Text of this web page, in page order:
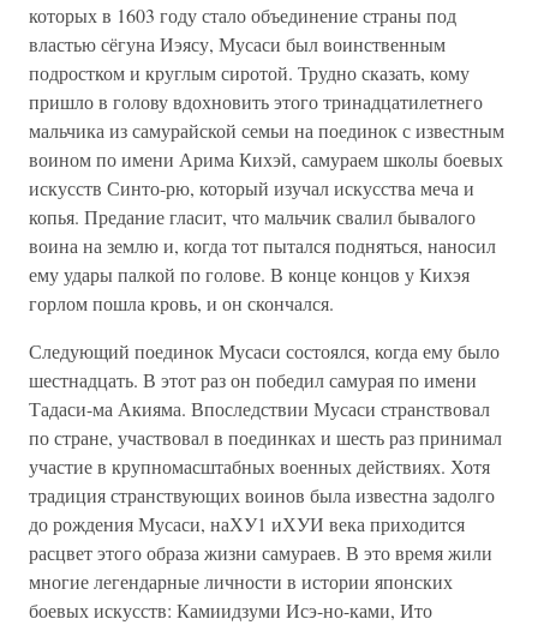
которых в 1603 году стало объединение страны под
властью сёгуна Иэясу, Мусаси был воинственным
подростком и круглым сиротой. Трудно сказать, кому
пришло в голову вдохновить этого тринадцатилетнего
мальчика из самурайской семьи на поединок с известным
воином по имени Арима Кихэй, самураем школы боевых
искусств Синто-рю, который изучал искусства меча и
копья. Предание гласит, что мальчик свалил бывалого
воина на землю и, когда тот пытался подняться, наносил
ему удары палкой по голове. В конце концов у Кихэя
горлом пошла кровь, и он скончался.
Следующий поединок Мусаси состоялся, когда ему было
шестнадцать. В этот раз он победил самурая по имени
Тадаси-ма Акияма. Впоследствии Мусаси странствовал
по стране, участвовал в поединках и шесть раз принимал
участие в крупномасштабных военных действиях. Хотя
традиция странствующих воинов была известна задолго
до рождения Мусаси, наХУ1 иХУИ века приходится
расцвет этого образа жизни самураев. В это время жили
многие легендарные личности в истории японских
боевых искусств: Камиидзуми Исэ-но-ками, Ито